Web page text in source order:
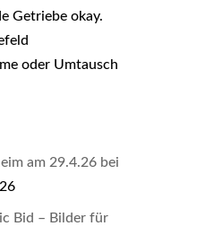
Getriebe okay.
oder Umtausch
am 29.4.26 bei
Bid – Bilder für